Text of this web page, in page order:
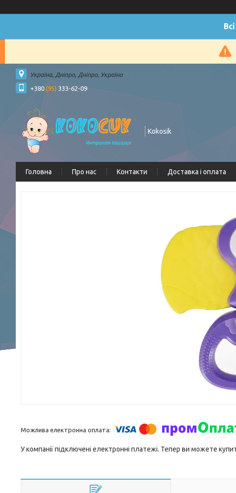
Україна, Дніпро, Дніпро, Україна
+380 (95) 333-62-09
Kokosik
Головна Про нас Контакти Доставка і оплата
У компанії підключені електронні платежі. Тепер ви можете